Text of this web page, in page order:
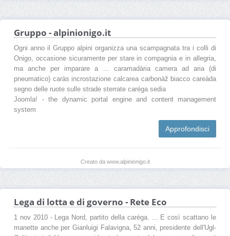
Gruppo - alpinionigo.it
Ogni anno il Gruppo alpini organizza una scampagnata tra i colli di
Onigo, occasione sicuramente per stare in compagnia e in allegria,
ma anche per imparare a ... caramadària camera ad aria (di
pneumatico) caràs incrostazione calcarea carbonàž biacco careàda
segno delle ruote sulle strade sterrate caréga sedia
Joomla! - the dynamic portal engine and content management
system
Approfondisci
Creato da www.alpinionigo.it
Lega di lotta e di governo - Rete Eco
1 nov 2010 - Lega Nord, partito della caréga. ... E così scattano le
manette anche per Gianluigi Falavigna, 52 anni, presidente dell'Ugl-